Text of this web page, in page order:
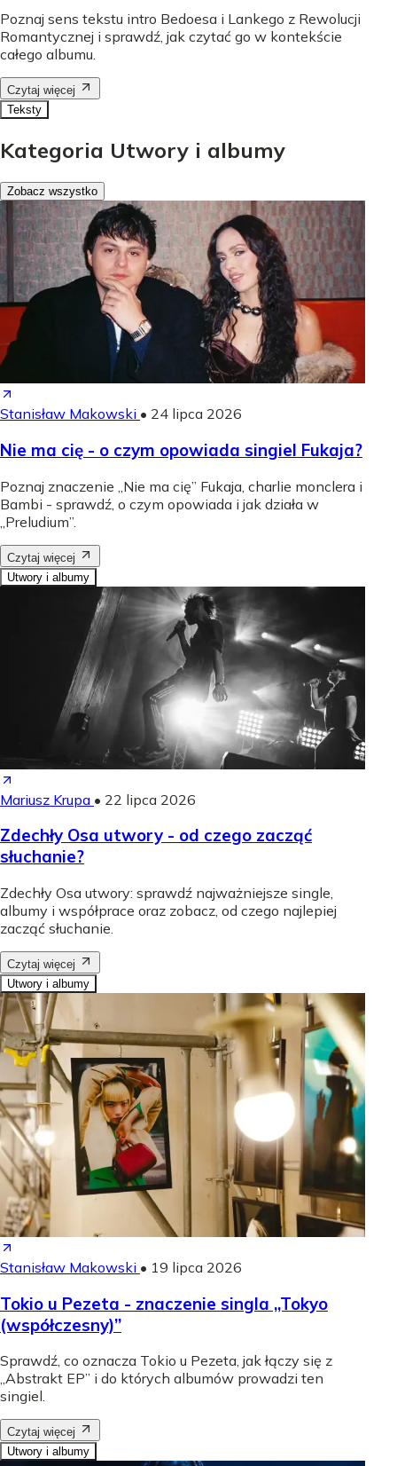
Poznaj sens tekstu intro Bedoesa i Lankego z Rewolucji
Romantycznej i sprawdź, jak czytać go w kontekście
całego albumu.
Czytaj więcej
Teksty
Kategoria Utwory i albumy
Zobacz wszystko
Stanisław Makowski • 24 lipca 2026
Nie ma cię - o czym opowiada singiel Fukaja?
Poznaj znaczenie „Nie ma cię” Fukaja, charlie monclera i
Bambi - sprawdź, o czym opowiada i jak działa w
„Preludium”.
Czytaj więcej
Utwory i albumy
Mariusz Krupa • 22 lipca 2026
Zdechły Osa utwory - od czego zacząć
słuchanie?
Zdechły Osa utwory: sprawdź najważniejsze single,
albumy i współprace oraz zobacz, od czego najlepiej
zacząć słuchanie.
Czytaj więcej
Utwory i albumy
Stanisław Makowski • 19 lipca 2026
Tokio u Pezeta - znaczenie singla „Tokyo
(współczesny)”
Sprawdź, co oznacza Tokio u Pezeta, jak łączy się z
„Abstrakt EP” i do których albumów prowadzi ten
singiel.
Czytaj więcej
Utwory i albumy